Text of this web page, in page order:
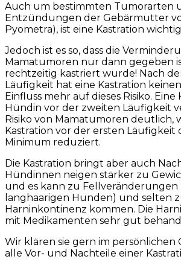
Auch um bestimmten Tumorarten
Entzündungen der Gebärmutter
Pyometra), ist eine Kastration
Jedoch ist es so, dass die
Mamatumoren nur dann gegeben
rechtzeitig kastriert wurde! Nach
Läufigkeit hat eine Kastration
Einfluss mehr auf dieses Risiko. Eine
Hündin vor der zweiten Läufigkeit
Risiko von Mamatumoren deutlich,
Kastration vor der ersten Läufigkeit
Minimum reduziert.
Die Kastration bringt aber auch
Hündinnen neigen stärker zu
und es kann zu Fellveränderungen
langhaarigen Hunden) und selten
Harninkontinenz kommen. Die
mit Medikamenten sehr gut
Wir klären sie gern im persönlichen
alle Vor- und Nachteile einer